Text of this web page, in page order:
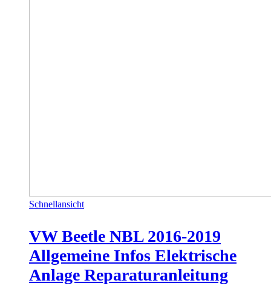
Schnellansicht
VW Beetle NBL 2016-2019
Allgemeine Infos Elektrische
Anlage Reparaturanleitung